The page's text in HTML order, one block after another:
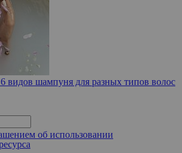
6 видов шампуня для разных типов волос
об использовании